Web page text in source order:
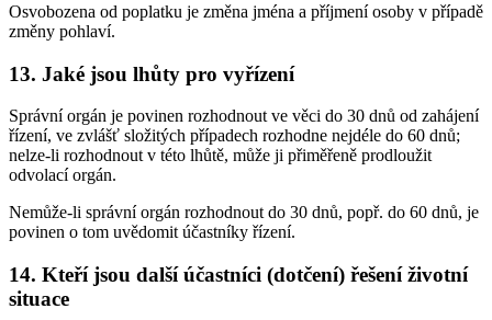
Osvobozena od poplatku je změna jména a příjmení osoby v případě
změny pohlaví.
13. Jaké jsou lhůty pro vyřízení
Správní orgán je povinen rozhodnout ve věci do 30 dnů od zahájení
řízení, ve zvlášť složitých případech rozhodne nejdéle do 60 dnů;
nelze-li rozhodnout v této lhůtě, může ji přiměřeně prodloužit
odvolací orgán.
Nemůže-li správní orgán rozhodnout do 30 dnů, popř. do 60 dnů, je
povinen o tom uvědomit účastníky řízení.
14. Kteří jsou další účastníci (dotčení) řešení životní
situace